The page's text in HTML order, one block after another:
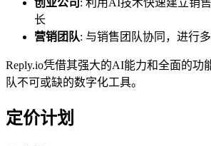
创业公司 : 利用AI技术快速建立销
长
营销团队: 与销售团队协同，进行
Reply.io凭借其强大的AI能力和全面的功
队不可或缺的数字化工具。
定价计划